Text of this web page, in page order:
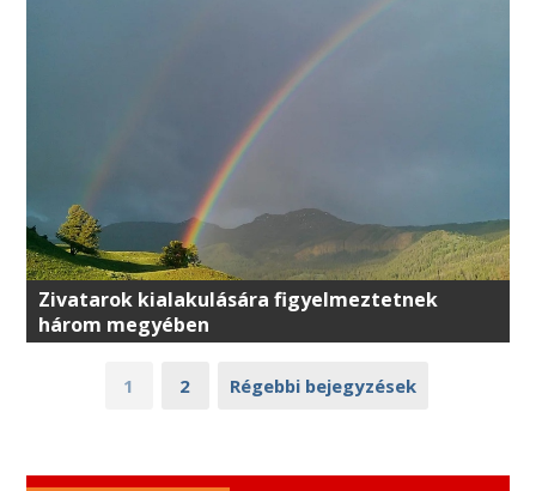
Zivatarok kialakulására figyelmeztetnek
három megyében
1 2 Régebbi bejegyzések